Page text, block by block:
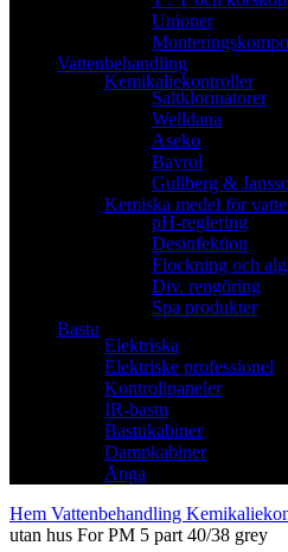
Unioner
Vattenbehandling
Kemikaliekontroller
Saltklorinatorer
Welldana
Aseko
Bayrol
Gullberg &
Kemiska medel för
pH-reglering
Desinfektion
Flockning och
Div. rengöring
Spa produkter
Bastu
Elektriska
Elektriske professionel
Kontrollpaneler
IR-bastu
Bastukabiner
Dampkabiner
Ånga
Hem Vattenbehandling
utan hus For PM 5 part 40/38 grey